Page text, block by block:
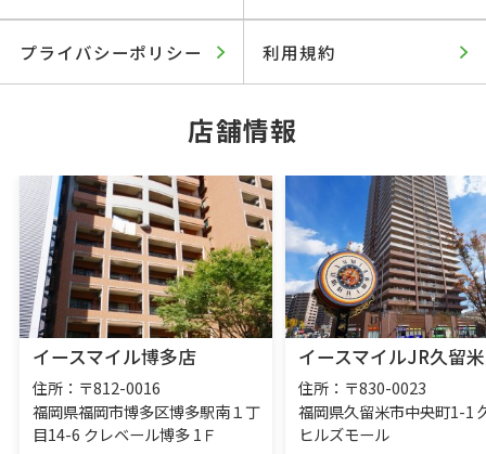
プライバシーポリシー 利用規約
店舗情報
イースマイル博多店
住所：〒812-0016
福岡県福岡市博多区博多駅南１丁
目14-6 クレベール博多 1Ｆ
イースマイルJR久留
住所：〒830-0023
福岡県久留米市中央町1-1
ヒルズモール